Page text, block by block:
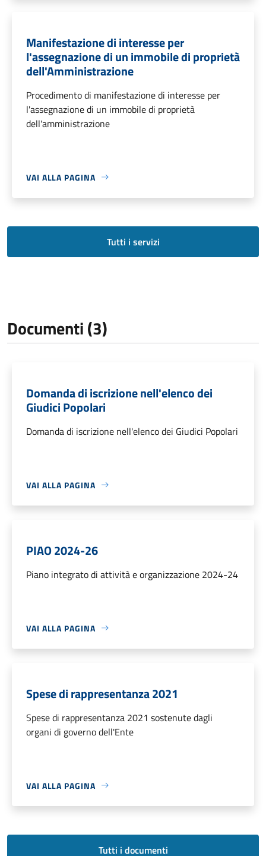
Manifestazione di interesse per
l'assegnazione di un immobile di proprietà
dell'Amministrazione
Procedimento di manifestazione di interesse per
l'assegnazione di un immobile di proprietà
dell'amministrazione
VAI ALLA PAGINA
Tutti i servizi
Documenti (3)
Domanda di iscrizione nell'elenco dei
Giudici Popolari
Domanda di iscrizione nell'elenco dei Giudici Popolari
VAI ALLA PAGINA
PIAO 2024-26
Piano integrato di attività e organizzazione 2024-24
VAI ALLA PAGINA
Spese di rappresentanza 2021
Spese di rappresentanza 2021 sostenute dagli
organi di governo dell'Ente
VAI ALLA PAGINA
Tutti i documenti